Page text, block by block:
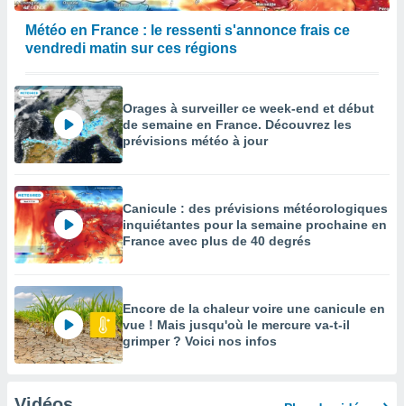
Météo en France : le ressenti s'annonce frais ce
vendredi matin sur ces régions
Orages à surveiller ce week-end et début
de semaine en France. Découvrez les
prévisions météo à jour
Canicule : des prévisions météorologiques
inquiétantes pour la semaine prochaine en
France avec plus de 40 degrés
Encore de la chaleur voire une canicule en
vue ! Mais jusqu'où le mercure va-t-il
grimper ? Voici nos infos